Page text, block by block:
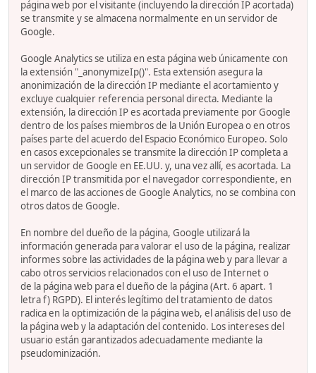
página web por el visitante (incluyendo la dirección IP acortada)
se transmite y se almacena normalmente en un servidor de
Google.
Google Analytics se utiliza en esta página web únicamente con
la extensión "_anonymizeIp()". Esta extensión asegura la
anonimización de la dirección IP mediante el acortamiento y
excluye cualquier referencia personal directa. Mediante la
extensión, la dirección IP es acortada previamente por Google
dentro de los países miembros de la Unión Europea o en otros
países parte del acuerdo del Espacio Económico Europeo. Solo
en casos excepcionales se transmite la dirección IP completa a
un servidor de Google en EE.UU. y, una vez allí, es acortada. La
dirección IP transmitida por el navegador correspondiente, en
el marco de las acciones de Google Analytics, no se combina con
otros datos de Google.
En nombre del dueño de la página, Google utilizará la
información generada para valorar el uso de la página, realizar
informes sobre las actividades de la página web y para llevar a
cabo otros servicios relacionados con el uso de Internet o
de la página web para el dueño de la página (Art. 6 apart. 1
letra f) RGPD). El interés legítimo del tratamiento de datos
radica en la optimización de la página web, el análisis del uso de
la página web y la adaptación del contenido. Los intereses del
usuario están garantizados adecuadamente mediante la
pseudominización.